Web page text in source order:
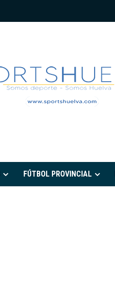
FÚTBOL PROVINCIAL